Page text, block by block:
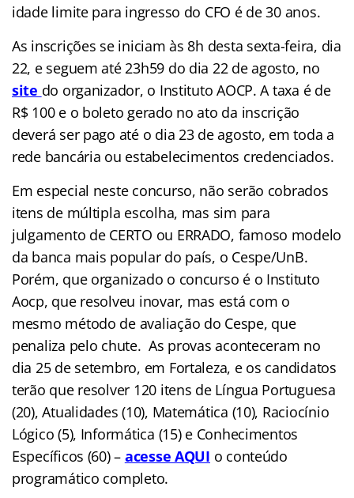
idade limite para ingresso do CFO é de 30 anos.
As inscrições se iniciam às 8h desta sexta-feira, dia
22, e seguem até 23h59 do dia 22 de agosto, no
site do organizador, o Instituto AOCP. A taxa é de
R$ 100 e o boleto gerado no ato da inscrição
deverá ser pago até o dia 23 de agosto, em toda a
rede bancária ou estabelecimentos credenciados.
Em especial neste concurso, não serão cobrados
itens de múltipla escolha, mas sim para
julgamento de CERTO ou ERRADO, famoso modelo
da banca mais popular do país, o Cespe/UnB.
Porém, que organizado o concurso é o Instituto
Aocp, que resolveu inovar, mas está com o
mesmo método de avaliação do Cespe, que
penaliza pelo chute. As provas aconteceram no
dia 25 de setembro, em Fortaleza, e os candidatos
terão que resolver 120 itens de Língua Portuguesa
(20), Atualidades (10), Matemática (10), Raciocínio
Lógico (5), Informática (15) e Conhecimentos
Específicos (60) – acesse AQUI o conteúdo
programático completo.